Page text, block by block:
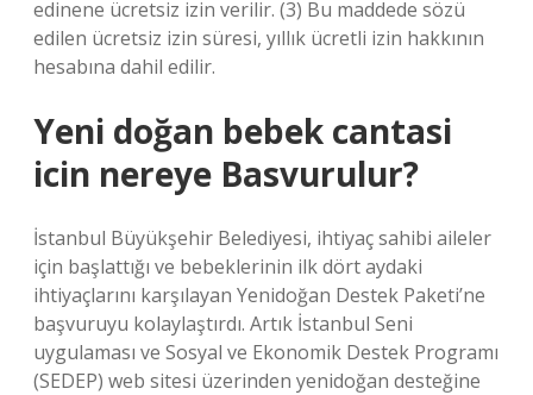
edinene ücretsiz izin verilir. (3) Bu maddede sözü
edilen ücretsiz izin süresi, yıllık ücretli izin hakkının
hesabına dahil edilir.
Yeni doğan bebek cantasi
icin nereye Basvurulur?
İstanbul Büyükşehir Belediyesi, ihtiyaç sahibi aileler
için başlattığı ve bebeklerinin ilk dört aydaki
ihtiyaçlarını karşılayan Yenidoğan Destek Paketi’ne
başvuruyu kolaylaştırdı. Artık İstanbul Seni
uygulaması ve Sosyal ve Ekonomik Destek Programı
(SEDEP) web sitesi üzerinden yenidoğan desteğine